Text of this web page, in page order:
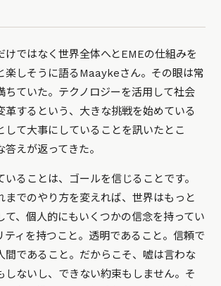
けではなく世界全体へとEMEの仕組みを
楽しそうに語るMaaykeさん。その眼は常
ちていた。テクノロジーを活用して社会
革するという、大きな挑戦を始めている
して大事にしていることを訊いたとこ
えが返ってきた。
いることは、ゴールを信じることです。
までのやり方を変えれば、世界はもっと
て、個人的にもいくつかの信念を持ってい
ティを持つこと。透明であること。信頼で
間であること。だからこそ、嘘は言わな
しないし、できない約束もしません。そ